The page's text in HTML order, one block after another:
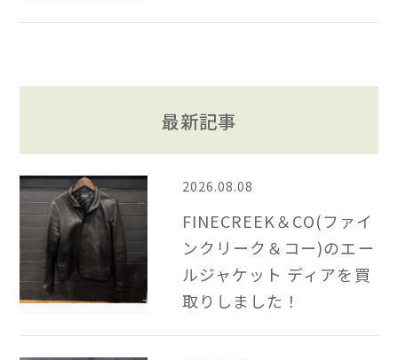
最新記事
2026.08.08
FINECREEK＆CO(ファイ
ンクリーク＆コー)のエー
ルジャケット ディアを買
取りしました！